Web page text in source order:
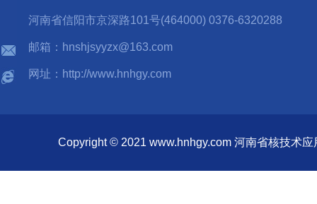
河南省信阳市京深路101号(464000) 0376-6320288
邮箱：hnshjsyyzx@163.com
网址：http://www.hnhgy.com
Copyright © 2021 www.hnhgy.com 河南省核技术